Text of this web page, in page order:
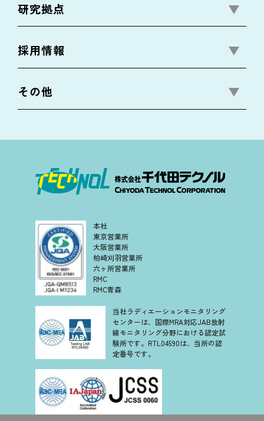
研究拠点
採用情報
その他
本社
東京営業所
大阪営業所
柏崎刈羽営業所
六ヶ所営業所
RMC
RMC青森
当社ラディエーションモニタリング
センターは、国際MRA対応JAB放射
線モニタリング分野における認定試
験所です。RTL04590は、当所の認
定番号です。